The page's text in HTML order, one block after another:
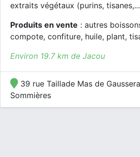
extraits végétaux (purins,
Produits en vente : autres
compote, confiture, huile, plant,
Environ 19.7 km de Jacou
39 rue Taillade Mas de
Sommières